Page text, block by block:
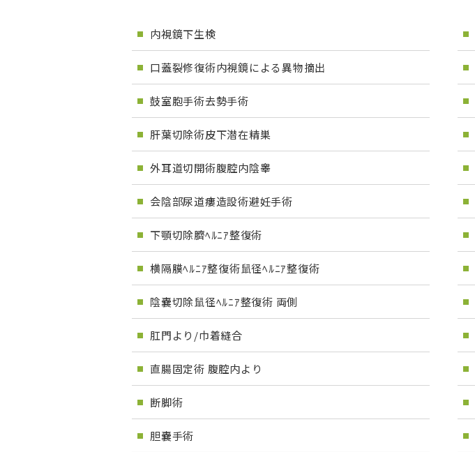
内視鏡下生検
口蓋裂修復術内視鏡による異物摘出
鼓室胞手術去勢手術
肝葉切除術皮下潜在精巣
外耳道切開術腹腔内陰睾
会陰部尿道瘻造設術避妊手術
下顎切除臍ﾍﾙﾆｱ整復術
横隔膜ﾍﾙﾆｱ整復術鼠径ﾍﾙﾆｱ整復術
陰嚢切除鼠径ﾍﾙﾆｱ整復術 両側
肛門より/巾着縫合
直腸固定術 腹腔内より
断脚術
胆嚢手術